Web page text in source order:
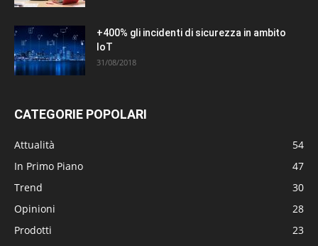
+400% gli incidenti di sicurezza in ambito
IoT
31/08/2018
CATEGORIE POPOLARI
Attualità
54
In Primo Piano
47
Trend
30
Opinioni
28
Prodotti
23